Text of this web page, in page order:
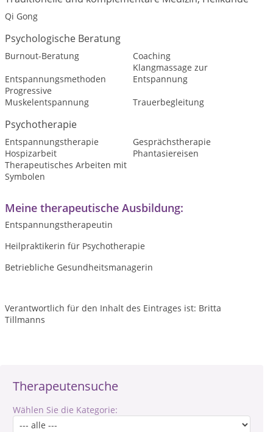
Therapeutensuche
Wählen Sie die Kategorie:
Qi Gong
Psychologische Beratung
Burnout-Beratung
Coaching
Entspannungsmethoden
Klangmassage zur
Entspannung
Progressive
Muskelentspannung
Trauerbegleitung
Psychotherapie
Entspannungstherapie
Gesprächstherapie
Hospizarbeit
Phantasiereisen
Therapeutisches Arbeiten mit
Symbolen
Meine therapeutische Ausbildung:
Entspannungstherapeutin
Heilpraktikerin für Psychotherapie
Betriebliche Gesundheitsmanagerin
Verantwortlich für den Inhalt des Eintrages ist: Britta
Tillmanns